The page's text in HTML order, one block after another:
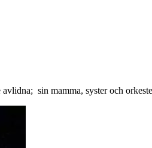
sin mamma, syster och